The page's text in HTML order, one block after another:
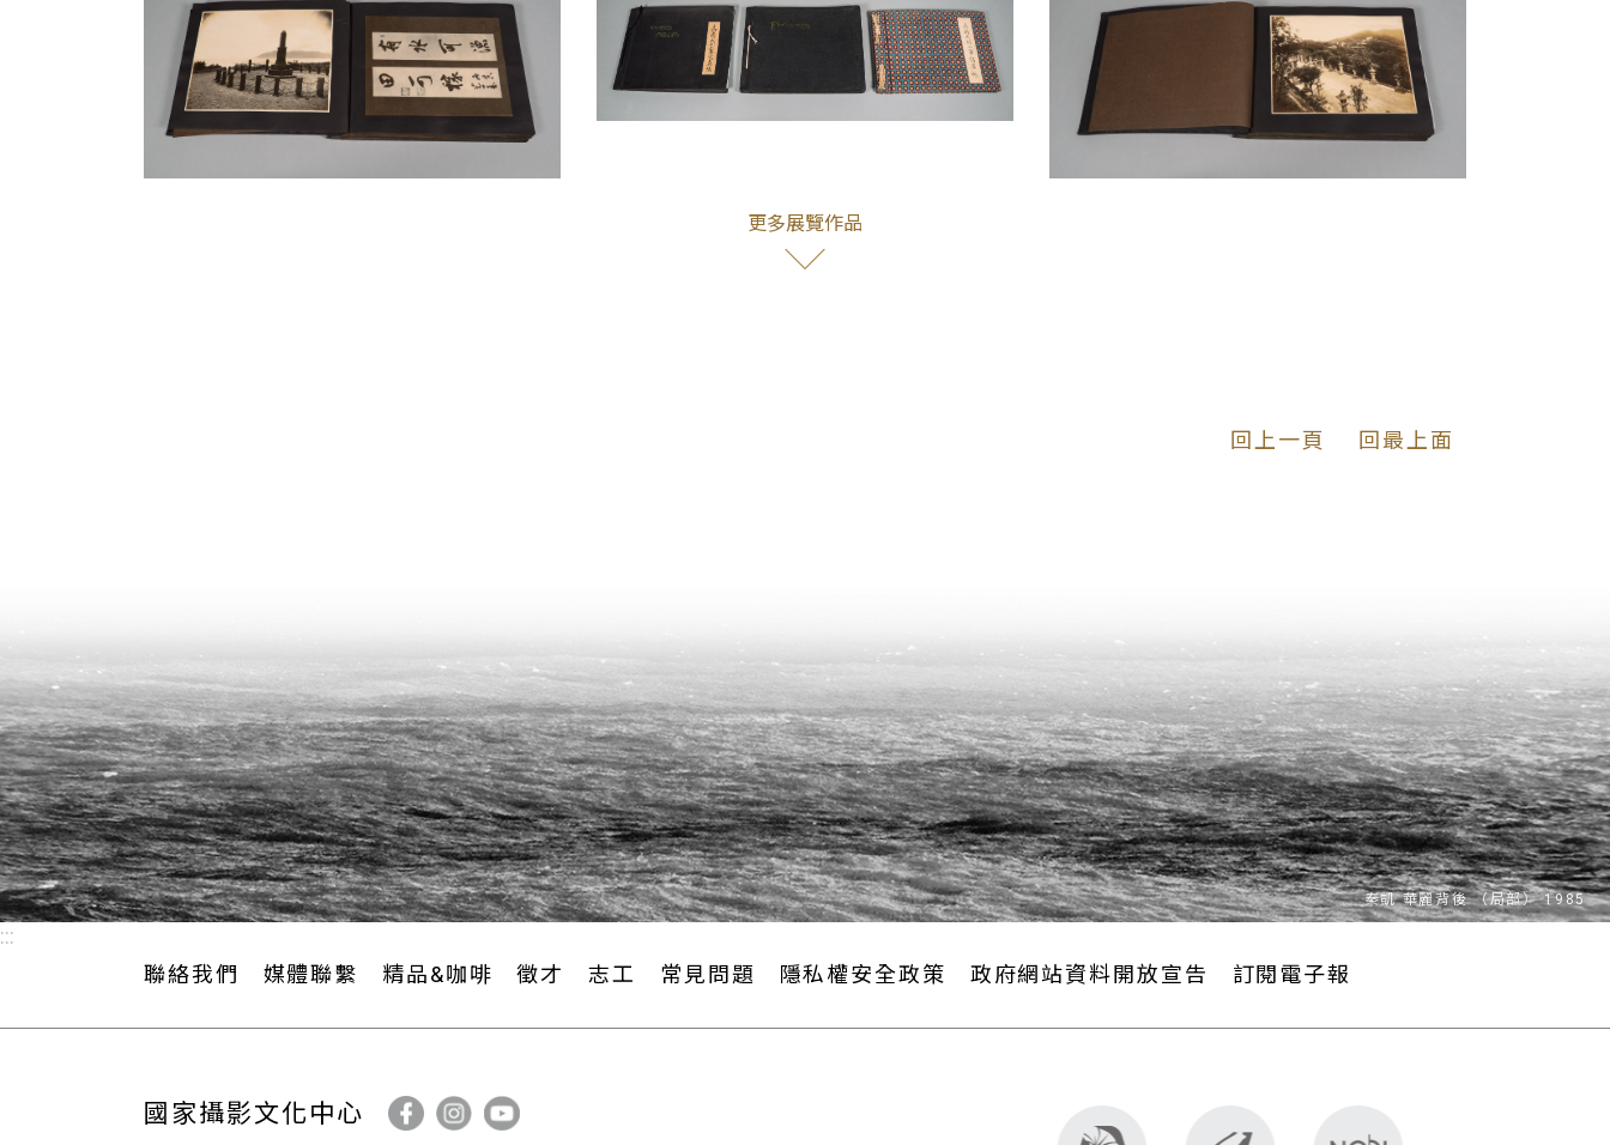
其次，透過【能久親王追思與嘉南大圳】、【上級視察與八田與一】
另外三個系列，則可以讓觀者了解這三冊寫真帖出版的目的，以及在長達十年的興建過程中，
室的關切，頻頻造訪這座位於當時日本最南端的海外殖民地臺灣，因此時任總工程師的八田與
一不但要監工，還要經常接待這些外來的高層訪客。而工程建設投入的人力更是數以萬計，由
（漢文）。而嘉南大圳寫真帖將其墨寶和臺灣神社、紀念碑列入第一冊前三張，主要目的一方
面讓殖民地官僚與參與興建當時號稱亞洲第一大水庫建設的技師和臺灣島民，都應緬懷北白川
宮能久親王為了平定臺灣，達成帝國鞏固南疆，奠下日後殖民統治的基礎，自應感念其德澤；
另一方面也是藉此宣告，經過三十餘年的殖民統治，臺灣已成為日本帝國向西方各國宣示其治
理的功績，嘉南大圳更是其中最耀眼的近代化建設。
附註：
更多展覽作品
回上一頁 回最上面
:::
聯絡我們 媒體聯繫 精品&咖啡 徵才 志工 常見問題 隱私權安全政策 政府網站資料開放宣告 訂閱電子報
國家攝影文化中心